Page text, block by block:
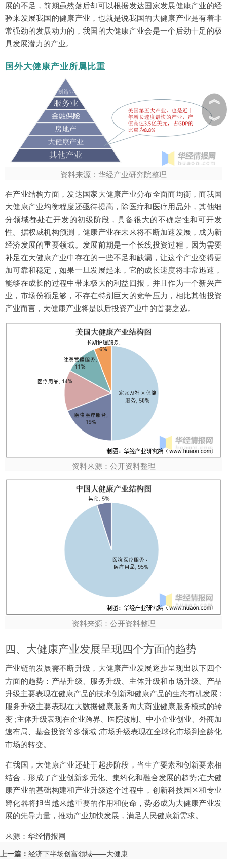
展的不足，前期虽然落后却可以根据发达国家发展健康产业的经
验来发展我国的健康产业，也就是说我国的大健康产业是有着非
常强劲的发展动力的，我国的大健康产业会是一个后劲十足的极
具发展潜力的产业。
国外大健康产业所属比重
资料来源：华经产业研究院整理
在产业结构方面，发达国家大健康产业分布全面而均衡，而我国
大健康产业均衡程度还亟待提高，除医疗和医疗用品外，其他细
分领域都处在开发的初级阶段，具备很大的不确定性和可开发
性。据权威机构预测，健康产业在未来将不断加速发展，成为新
经济发展的重要领域。发展前期是一个长线投资过程，因为需要
补足在大健康产业中存在的一些不足和缺漏，让这个产业变得更
加可靠和稳定，如果一旦发展起来，它的成长速度将非常迅速，
能够在成长的过程中带来极大的利益回报，并且作为一个新兴产
业，市场份额足够，不存在特别巨大的竞争压力，相比其他投资
产业而言，大健康产业将是以后投资产业中的首要之选。
资料来源：公开资料整理
资料来源：公开资料整理
四、大健康产业发展呈现四个方面的趋势
产业链的发展需不断升级，大健康产业发展逐步呈现出以下四个
方面的趋势：产品升级、服务升级、主体升级和市场升级。产品
升级主要表现在健康产品的技术创新和健康产品的生态有机发展 ;
服务升级主要表现在大数据健康服务向大商业健康服务模式的转
变 ;主体升级表现在企业跨界、医院改制、中小企业创业、外商加
速布局、基金投资等多领域 ;市场升级表现在全球化市场到全龄化
市场的转变。
在我国，大健康产业还处于起步阶段，当生产要素和创新要素相
结合，形成了产业创新多元化、集约化和融合发展的趋势;在大健
康产业的基础构建和产业升级这个过程中，创新科技园区和专业
孵化器将担当越来越重要的作用和使命，势必成为大健康产业发
展的先导力量，推动产业加快发展，满足人民健康新需求。
来源：华经情报网
上一篇： 经济下半场创富领域——大健康
︽
︾